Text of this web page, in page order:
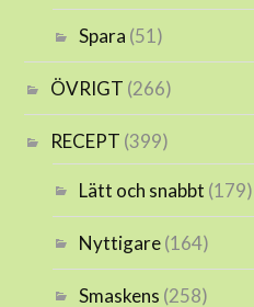
Spara (51)
ÖVRIGT (266)
RECEPT (399)
Lätt och snabbt (179)
Nyttigare(164)
Smaskens (258)